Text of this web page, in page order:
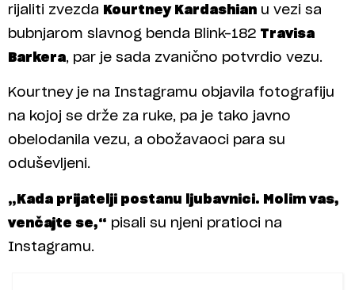
rijaliti zvezda Kourtney Kardashian u vezi sa
bubnjarom slavnog benda Blink-182 Travisa
Barkera, par je sada zvanično potvrdio vezu.
Kourtney je na Instagramu objavila fotografiju
na kojoj se drže za ruke, pa je tako javno
obelodanila vezu, a obožavaoci para su
oduševljeni.
„Kada prijatelji postanu ljubavnici. Molim vas,
venčajte se,“ pisali su njeni pratioci na
Instagramu.